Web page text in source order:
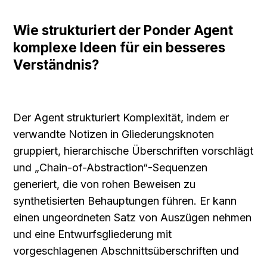
Wie strukturiert der Ponder Agent
komplexe Ideen für ein besseres
Verständnis?
Der Agent strukturiert Komplexität, indem er
verwandte Notizen in Gliederungsknoten
gruppiert, hierarchische Überschriften vorschlägt
und „Chain-of-Abstraction“-Sequenzen
generiert, die von rohen Beweisen zu
synthetisierten Behauptungen führen. Er kann
einen ungeordneten Satz von Auszügen nehmen
und eine Entwurfsgliederung mit
vorgeschlagenen Abschnittsüberschriften und